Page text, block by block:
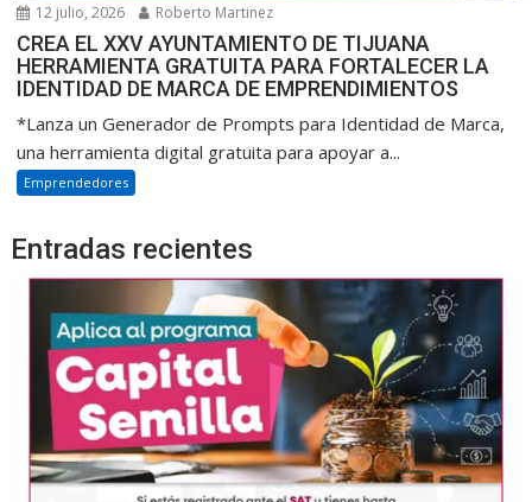
12 julio, 2026 Roberto Martinez
CREA EL XXV AYUNTAMIENTO DE TIJUANA
HERRAMIENTA GRATUITA PARA FORTALECER LA
IDENTIDAD DE MARCA DE EMPRENDIMIENTOS
*Lanza un Generador de Prompts para Identidad de Marca,
una herramienta digital gratuita para apoyar a...
Emprendedores
Entradas recientes